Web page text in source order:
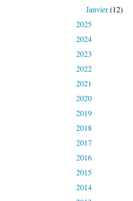
Janvier(12)
2025
2024
2023
2022
2021
2020
2019
2018
2017
2016
2015
2014